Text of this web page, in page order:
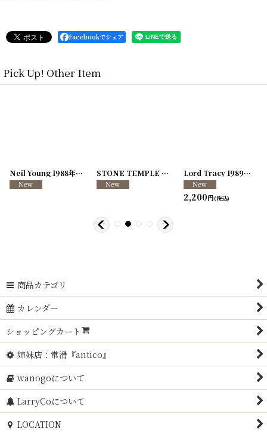
Facebookでシェア
Pick Up! Other Item
[250726-04] [250726-31
Neil Young 1988年 This Note's For You Tour 250117-70]
STONE TEMPLE PILOTS 1996-1997年 TOUR96/97 Lord Tracy 1989年 Deaf Gods of Babylon Tour
2,200円(税込)
商品カテゴリ
カレンダー
ショッピングカート
姉妹店：常滑『antico』
wanogoについて
LarryCoについて
LOCATION